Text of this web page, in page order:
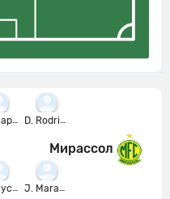
М. Суарес D. Rodriguez
Ф. Сауседо J. Maraude
Мирассол